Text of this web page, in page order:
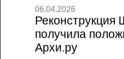
06.04.2026
получила
Архи.ру